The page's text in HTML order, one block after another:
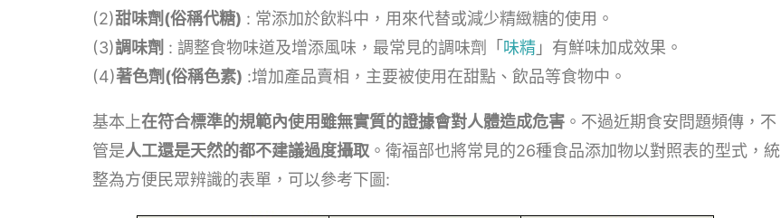
(2)甜味劑(俗稱代糖) : 常添加於飲料中，用來代替或減少精緻糖的使用。
(3)調味劑 : 調整食物味道及增添風味，最常見的調味劑「味精 」有鮮味加成效果。
(4)著色劑(俗稱色素) :增加產品賣相，主要被使用在甜點、飲品等食物中。
基本上在符合標準的規範內使用雖無實質的證據會對人體造成危害 。不過近期食安問題頻傳，不
管是人工還是天然的都不建議過度攝取 。衛福部也將常見的26種食品添加物以對照表的型式，統
整為方便民眾辨識的表單，可以參考下圖: